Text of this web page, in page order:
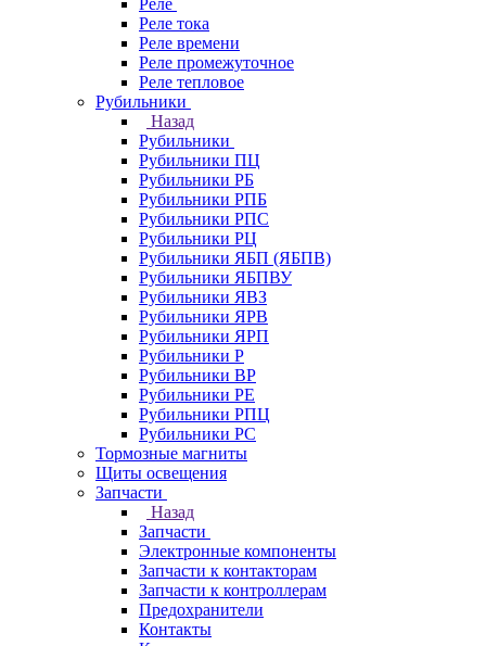
Реле
Реле тока
Реле времени
Реле промежуточное
Реле тепловое
Рубильники
Назад
Рубильники
Рубильники ПЦ
Рубильники РБ
Рубильники РПБ
Рубильники РПС
Рубильники РЦ
Рубильники ЯБП (ЯБПВ)
Рубильники ЯБПВУ
Рубильники ЯВЗ
Рубильники ЯРВ
Рубильники ЯРП
Рубильники Р
Рубильники ВР
Рубильники РЕ
Рубильники РПЦ
Рубильники РС
Тормозные магниты
Щиты освещения
Запчасти
Назад
Запчасти
Электронные компоненты
Запчасти к контакторам
Запчасти к контроллерам
Предохранители
Контакты